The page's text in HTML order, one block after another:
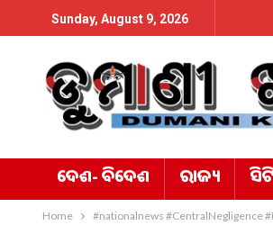
Sunday, August 9, 2026
ଦେଶ- ବିଦେଶ ରାଜ୍ୟ
Home #nationalnews #CentralNegligence